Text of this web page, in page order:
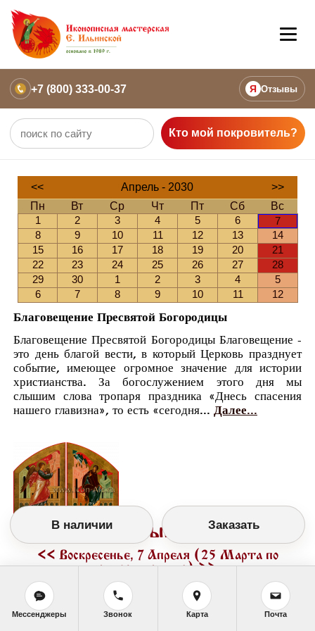
+7 (800) 333-00-37 Я Отзывы
Кто мой покровитель?
<< Апрель - 2030
>>
Пн
Вт Ср Чт Пт Сб
Вс
1
2 3 4 5 6
7
8
9 10 11 12 13
14
15
16 17 18 19 20
21
22
23 24 25 26 27
28
29
30 1 2 3 4
5
6
7 8 9 10 11 12
Благовещение Пресвятой Богородицы
Благовещение Пресвятой Богородицы Благовещение -
это день благой вести, в который Церковь празднует
событие, имеющее огромное значение для истории
христианства. За богослужением этого дня мы
слышим слова тропаря праздника «Днесь спасения
нашего главизна», то есть «сегодня... Далее...
Православный календарь
<< Воскресенье, 7 Апреля (25 Марта по
старому стилю)>>
В наличии Заказать
Мессенджеры Звонок Карта Почта